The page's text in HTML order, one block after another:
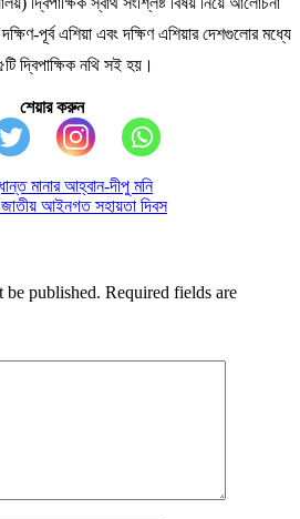
পূর্ব এশিয়া এবং দক্ষিণ এশিয়ার দেশগুলোর মধ্যে
দ্বিপাক্ষিক নথি সই হয়।
শেয়ার করুন
মানার আহ্বান-দীপু মনি
আইনগত সহায়তা দিবস
be published. Required fields are